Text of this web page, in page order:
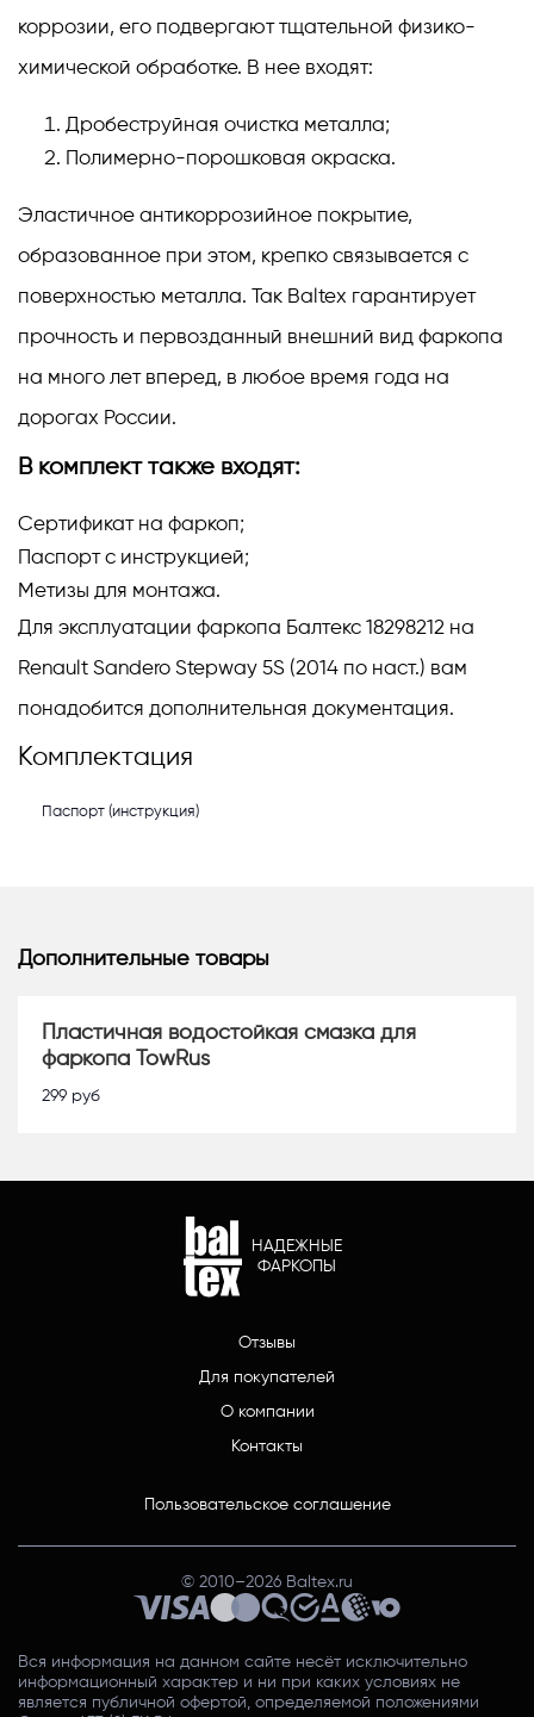
коррозии, его подвергают тщательной физико-
химической обработке. В нее входят:
Дробеструйная очистка металла;
Полимерно-порошковая окраска.
Эластичное антикоррозийное покрытие,
образованное при этом, крепко связывается с
поверхностью металла. Так Baltex гарантирует
прочность и первозданный внешний вид фаркопа
на много лет вперед, в любое время года на
дорогах России.
В комплект также входят:
Сертификат на фаркоп;
Паспорт с инструкцией;
Метизы для монтажа.
Для эксплуатации фаркопа Балтекс 18298212 на
Renault Sandero Stepway 5S (2014 по наст.) вам
понадобится дополнительная документация.
Комплектация
Паспорт (инструкция)
Дополнительные товары
Пластичная водостойкая смазка для
фаркопа TowRus
299 руб
НАДЕЖНЫЕ
ФАРКОПЫ
Отзывы
Для покупателей
О компании
Контакты
Пользовательское соглашение
© 2010–2026 Baltex.ru
Вся информация на данном сайте несёт исключительно
информационный характер и ни при каких условиях не
является публичной офертой, определяемой положениями